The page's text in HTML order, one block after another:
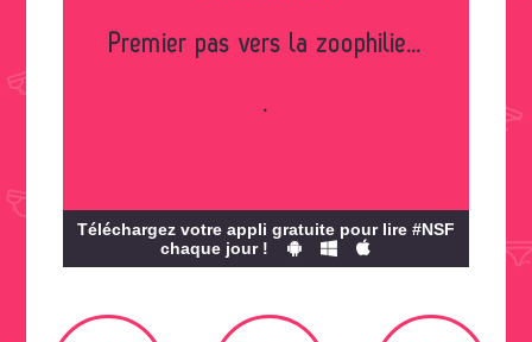
Premier pas vers la zoophilie...
.
Téléchargez votre appli gratuite pour lire #NSF
chaque jour !